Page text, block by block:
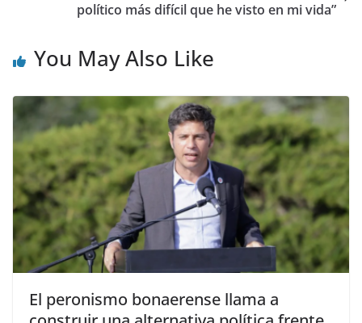
político más difícil que he visto en mi vida”
You May Also Like
El peronismo bonaerense llama a